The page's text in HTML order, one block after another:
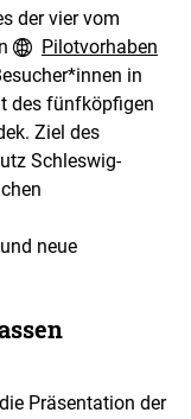
e
n
der vier vom
Pilotvorhaben
in
des fünfköpfigen
Ziel des
Schleswig-
neue
Präsentation der